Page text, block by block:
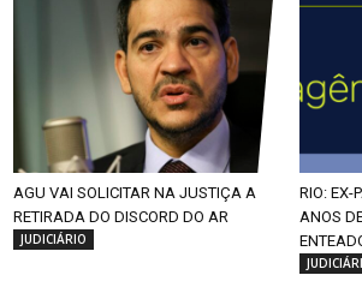
AGU VAI SOLICITAR NA JUSTIÇA A
RETIRADA DO DISCORD DO AR
JUDICIÁRIO
RIO: EX-
ANOS